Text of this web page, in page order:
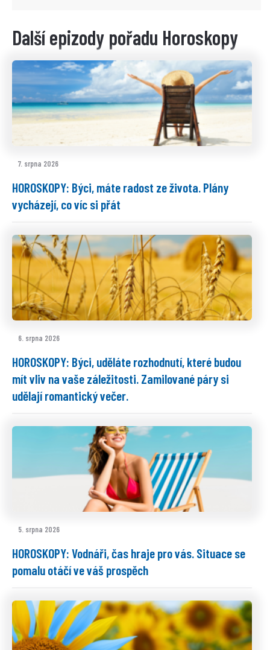
Další epizody pořadu Horoskopy
7. srpna 2026
HOROSKOPY: Býci, máte radost ze života. Plány
vycházejí, co víc si přát
6. srpna 2026
HOROSKOPY: Býci, uděláte rozhodnutí, které budou
mít vliv na vaše záležitosti. Zamilované páry si
udělají romantický večer.
5. srpna 2026
HOROSKOPY: Vodnáři, čas hraje pro vás. Situace se
pomalu otáčí ve váš prospěch